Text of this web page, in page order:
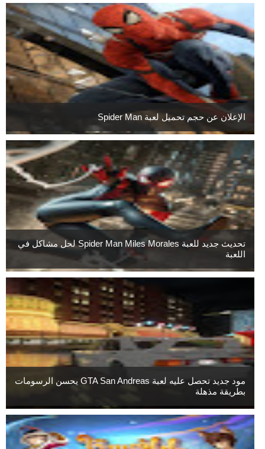
الإعلان عن حجم تحميل لعبة Spider Man
تحديث جديد للعبة Spider Man Miles Morales لحل مشاكل في
اللعبة
مود جديد تحصل عليه لعبة GTA San Andreas يحسن الرسومات
بطريقة مذهلة